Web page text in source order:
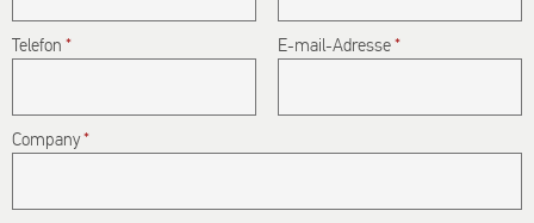
Telefon * E-mail-Adresse*
Company*
5+2